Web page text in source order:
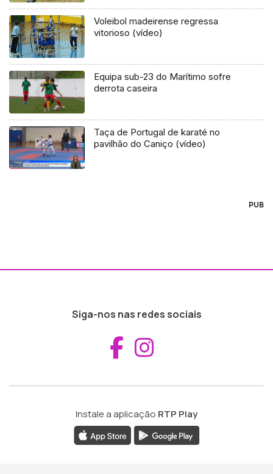
Voleibol madeirense regressa
vitorioso (vídeo)
Equipa sub-23 do Marítimo sofre
derrota caseira
Taça de Portugal de karaté no
pavilhão do Caniço (vídeo)
PUB
Siga-nos nas redes sociais
Aceder ao
Instale a aplicação RTP Play